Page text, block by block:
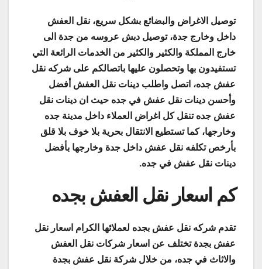
توصيل الاغراض والبضائع بشكل سريع، نقل العفش
داخل وخارج جدة، توصيل دبش عروسه من جدة الى
خارج المملكة والكثير والكثير من الخدمات الرائعة التي
تستفيدون بها وتحصلون عليها باتصالكم على شركه نقل
عفش جده، اتصل واطلب دينات نقل العفش أفضل
وأحسن دينات نقل عفش في جده حيث ان دينات نقل
عفش جده تنقل كل اغراض العملاء داخل مدينة جده
وخارجها، كما تستطيع الانتقال بحرية بلا خوف بلا قلق
بأرخص تكلفه نقل عفش داخل جدة وخارجها بأفضل
دينات نقل عفش في جده.
كم اسعار نقل العفش بجده
تقدم شركه نقل عفش بجده لعملائها الكرام اسعار نقل
عفش بجدة تختلف عن اسعار شركات نقل العفش
والاثاث في جده، من خلال شركة نقل عفش بجدة